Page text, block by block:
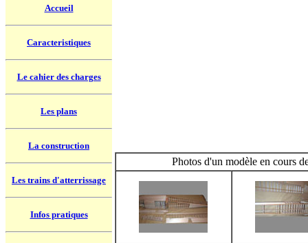
Accueil
Caracteristiques
Le cahier des charges
Les plans
La construction
Les trains d'atterrissage
Infos pratiques
Photos d'un modèle en cours